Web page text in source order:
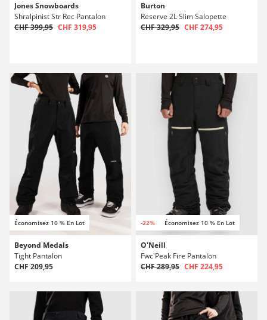
Jones Snowboards
Shralpinist Str Rec Pantalon
CHF 399,95 CHF 319,95
Burton
Reserve 2L Slim Salopette
CHF 329,95 CHF 274,95
Économisez 10 % En Lot
Beyond Medals
Tight Pantalon
CHF 209,95
-22% Économisez 10 % En Lot
O'Neill
Fwc'Peak Fire Pantalon
CHF 289,95 CHF 224,95